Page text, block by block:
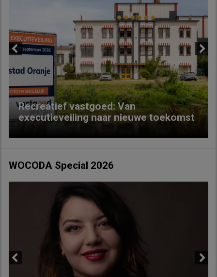
Recreatief vastgoed: Van
executieveiling naar nieuwe toekomst
Next
WOCODA Special 2026